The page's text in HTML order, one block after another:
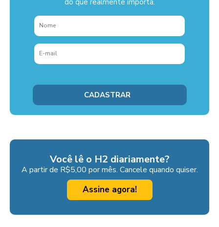
do que realmente importa.
Você lê o H2 diariamente?
A partir de R$5,00 por mês. Cancele quando quiser.
Assine agora!